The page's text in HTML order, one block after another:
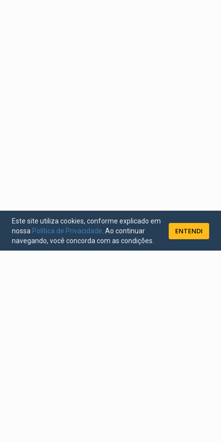
Este site utiliza cookies, conforme explicado em
nossa Política de Privacidade . Ao continuar
navegando, você concorda com as condições.
ENTENDI